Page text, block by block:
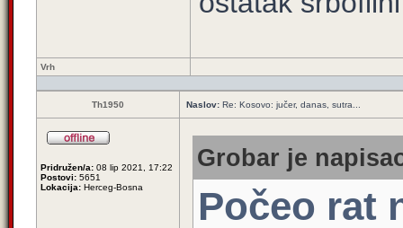
Vrh
Th1950 Naslov: Re: Kosovo: jučer, danas, sutra...
Pridružen/a: 08 lip 2021, 17:22
Postovi: 5651
Lokacija: Herceg-Bosna
Grobar je
Počeo rat